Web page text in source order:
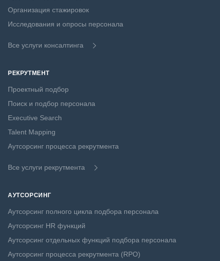
Организация стажировок
Исследования и опросы персонала
Все услуги консалтинга
РЕКРУТМЕНТ
Проектный подбор
Поиск и подбор персонала
Executive Search
Talent Mapping
Аутсорсинг процесса рекрутмента
Все услуги рекрутмента
АУТСОРСИНГ
Аутсорсинг полного цикла подбора персонала
Аутсорсинг HR функций
Аутсорсинг отдельных функций подбора персонала
Аутсорсинг процесса рекрутмента (RPO)